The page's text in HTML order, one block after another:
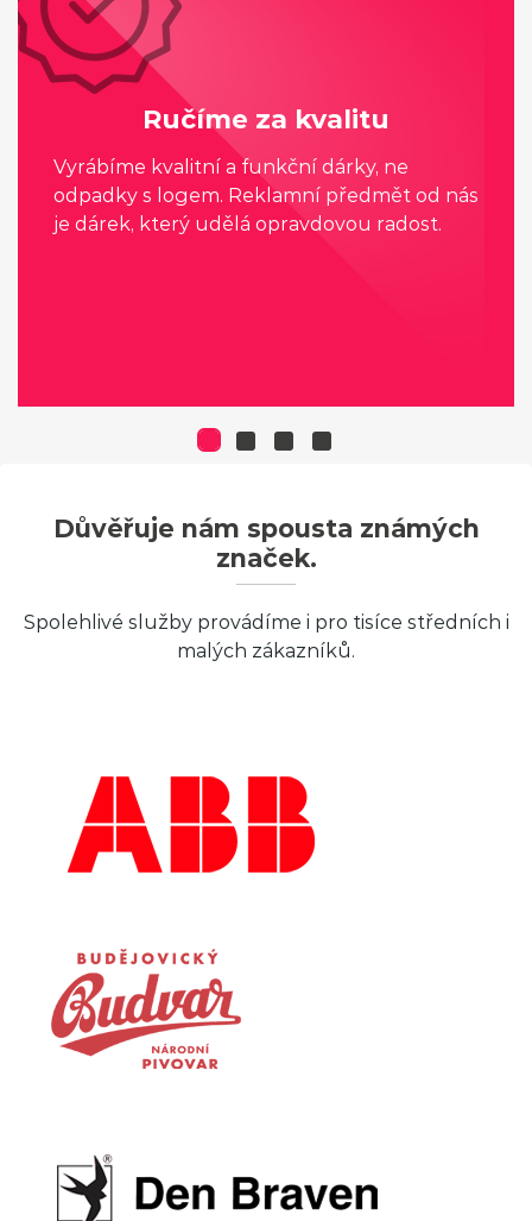
Ručíme za kvalitu
Vyrábíme kvalitní a funkční dárky, ne
odpadky s logem. Reklamní předmět od nás
je dárek, který udělá opravdovou radost.
Důvěřuje nám spousta známých
značek.
Spolehlivé služby provádíme i pro tisíce středních i
malých zákazníků.